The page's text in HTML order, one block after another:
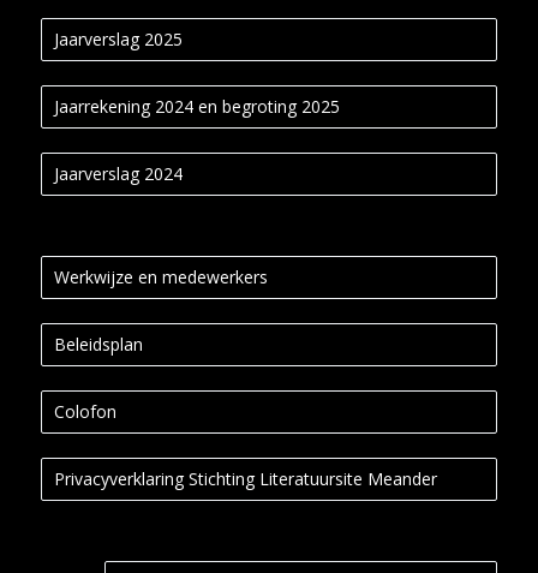
Jaarverslag 2025
Jaarrekening 2024 en begroting 2025
Jaarverslag 2024
Werkwijze en medewerkers
Beleidsplan
Colofon
Privacyverklaring Stichting Literatuursite Meander